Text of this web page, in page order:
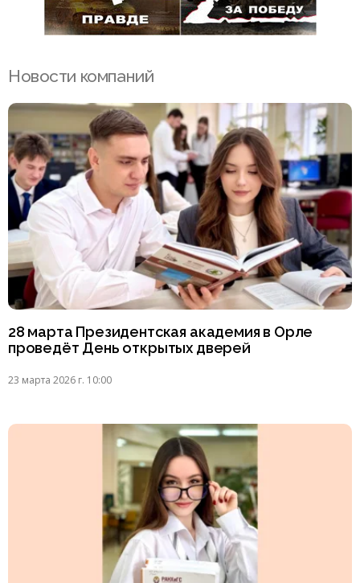
Новости компаний
28 марта Президентская академия в Орле
проведёт День открытых дверей
23 марта 2026 г. 10:00